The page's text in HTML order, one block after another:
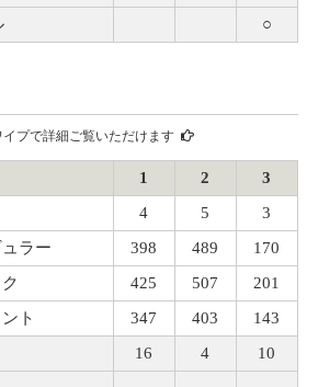
○
イプで詳細ご覧いただけます
1 2
3
4 5
3
ラー 398 489 170
425 507 201
ト 347 403 143
16 4
10